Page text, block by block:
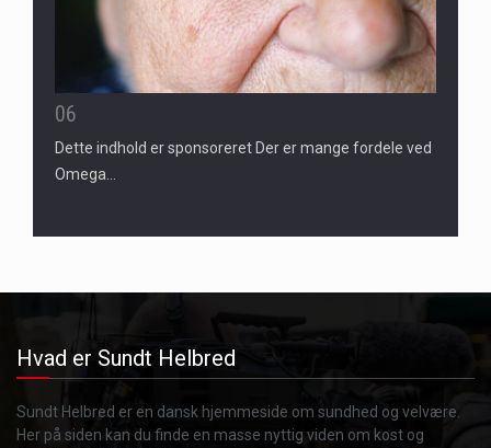
06
Dette indhold er sponsoreret Der er mange fordele ved
Omega…
Hvad er Sundt Helbred
Sundt Helbred er en dansk hjemmeside om sundhed og velvære.
Her på siden kan du finde en masse nyttig viden om kost og